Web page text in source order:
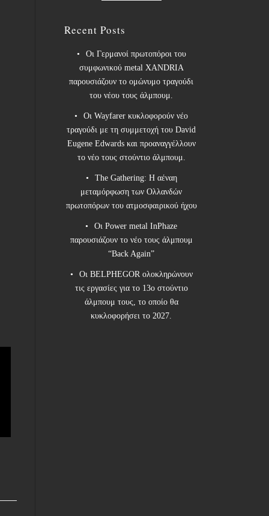
Recent Posts
Οι Γερμανοί πρωτοπόροι του
συμφωνικού metal XANDRIA
παρουσιάζουν το ομώνυμο τραγούδι
του νέου τους άλμπουμ.
Οι Wayfarer κυκλοφορούν νέο
τραγούδι με τη συμμετοχή του David
Eugene Edwards και προαναγγέλλουν
το νέο τους στούντιο άλμπουμ.
The Gathering: Η αέναη
μεταμόρφωση των Ολλανδών
πρωτοπόρων του ατμοσφαιρικού ήχου
Οι Power metal InPhaze
παρουσιάζουν το νέο τους άλμπουμ
“Back Again”
Οι BELPHEGOR ολοκληρώνουν
τις εργασίες για το 13ο στούντιο
άλμπουμ τους, το οποίο θα
κυκλοφορήσει το 2027.